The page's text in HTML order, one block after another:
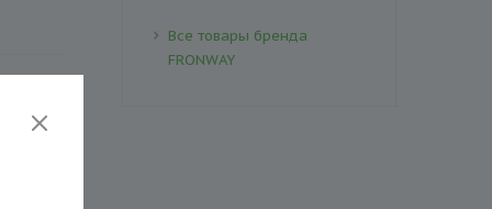
Все товары бренда
FRONWAY